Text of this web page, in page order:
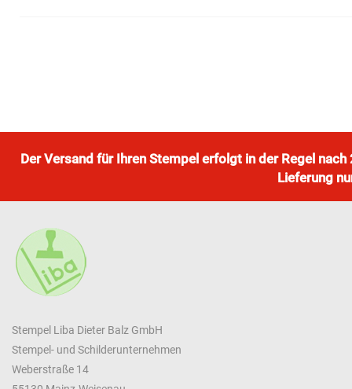
Der Versand für Ihren Stempel erfolgt in der Regel
Lieferung
Stempel Liba Dieter Balz GmbH
Stempel- und Schilderunternehmen
Weberstraße 14